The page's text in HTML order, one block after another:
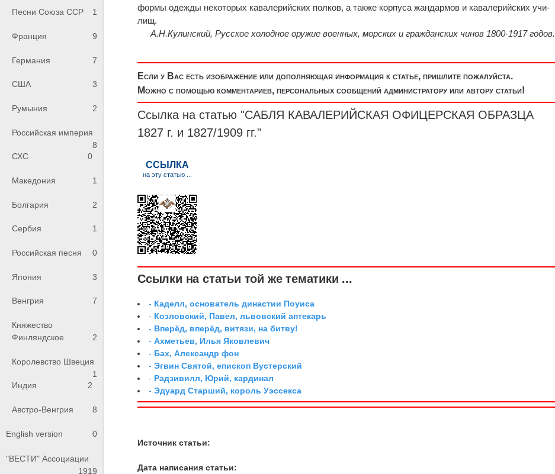
Песни Союза ССР 1
Франция 9
Германия 7
США 3
Румыния 2
Российская империя
8
СХС
0
Македония 1
Болгария 2
Сербия 1
Российская песня 0
Япония 3
Венгрия 7
Княжество
Финляндское
2
Королевство Швеция
1
Индия
2
Австро-Венгрия 8
English version 0
"ВЕСТИ" Ассоциации
1919
формы одежды некоторых кавале­рийских полков, а также корпуса жандармов и кавалерийских учи­
лищ.
А.Н.Кулинский, Русское холодное оружие военных, морских и гражданских чинов 1800-1917 годов.
Если у Вас есть изображение или дополняющая информация к статье, пришлите пожалуйста.
Можно с помощью комментариев, персональных сообщений администратору или автору статьи!
Ссылка на статью "САБЛЯ КАВАЛЕРИЙСКАЯ ОФИЦЕРСКАЯ ОБРАЗЦА
1827 г. и 1827/1909 гг."
Ссылки на статьи той же тематики ...
- Каделл, основатель династии Поуиса
- Козловский, Павел, львовский аптекарь
- Вперёд, вперёд, витязи, на битву!
-Ахметьев, Илья Яковлевич
- Бах, Александр фон
-Эгвин Святой, епископ Вустерский
- Радзивилл, Юрий, кардинал
-Эдуард Старший, король Уэссекса
Источник статьи:
Дата написания статьи: